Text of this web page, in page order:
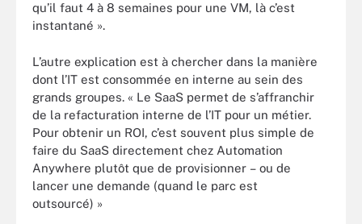
qu’il faut 4 à 8 semaines pour une VM, là c’est
instantané ».
L’autre explication est à chercher dans la manière
dont l’IT est consommée en interne au sein des
grands groupes. « Le SaaS permet de s’affranchir
de la refacturation interne de l’IT pour un métier.
Pour obtenir un ROI, c’est souvent plus simple de
faire du SaaS directement chez Automation
Anywhere plutôt que de provisionner – ou de
lancer une demande (quand le parc est
outsourcé) »